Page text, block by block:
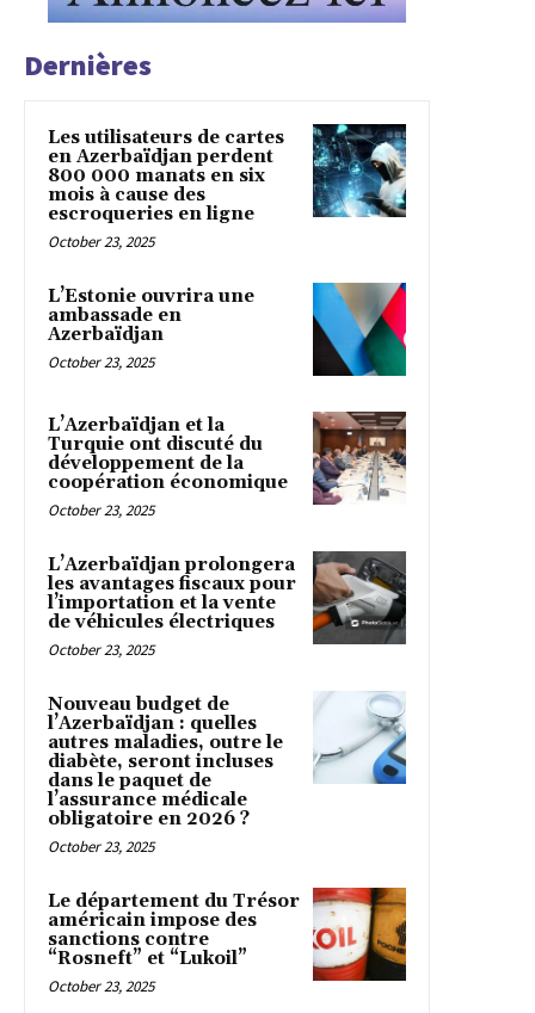
Dernières
Les utilisateurs de cartes
en Azerbaïdjan perdent
800 000 manats en six
mois à cause des
escroqueries en ligne
October 23, 2025
L’Estonie ouvrira une
ambassade en
Azerbaïdjan
October 23, 2025
L’Azerbaïdjan et la
Turquie ont discuté du
développement de la
coopération économique
October 23, 2025
L’Azerbaïdjan prolongera
les avantages fiscaux pour
l’importation et la vente
de véhicules électriques
October 23, 2025
Nouveau budget de
l’Azerbaïdjan : quelles
autres maladies, outre le
diabète, seront incluses
dans le paquet de
l’assurance médicale
obligatoire en 2026 ?
October 23, 2025
Le département du Trésor
américain impose des
sanctions contre
“Rosneft” et “Lukoil”
October 23, 2025